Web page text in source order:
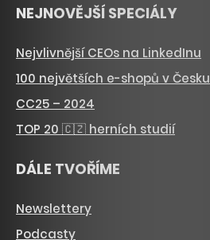
NEJNOVĚJŠÍ SPECIÁLY
Nejvlivnější CEOs na LinkedInu
100 největších e-shopů v Česku
CC25 – 2024
TOP 20 🇨🇿 herních studií
DÁLE TVOŘÍME
Newslettery
Podcasty